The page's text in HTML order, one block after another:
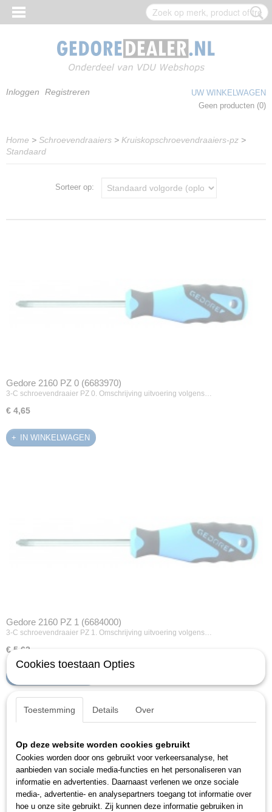
Inloggen Registreren
UW WINKELWAGEN
Geen producten (0)
Home > Schroevendraaiers > Kruiskopschroevendraaiers-pz >
Standaard
Sorteer op:
Gedore 2160 PZ 0 (6683970)
3-C schroevendraaier PZ 0. Omschrijving uitvoering volgens…
€ 4,65
IN WINKELWAGEN
Gedore 2160 PZ 1 (6684000)
3-C schroevendraaier PZ 1. Omschrijving uitvoering volgens…
€ 5,62
Cookies toestaan Opties
Toestemming Details Over
Op deze website worden cookies gebruikt
Cookies worden door ons gebruikt voor verkeersanalyse, het
aanbieden van sociale media-functies en het personaliseren van
informatie en advertenties. Daarnaast verlenen we onze sociale
media-, advertentie- en analysepartners toegang tot informatie over
hoe u onze site gebruikt. Zij kunnen deze informatie gebruiken in